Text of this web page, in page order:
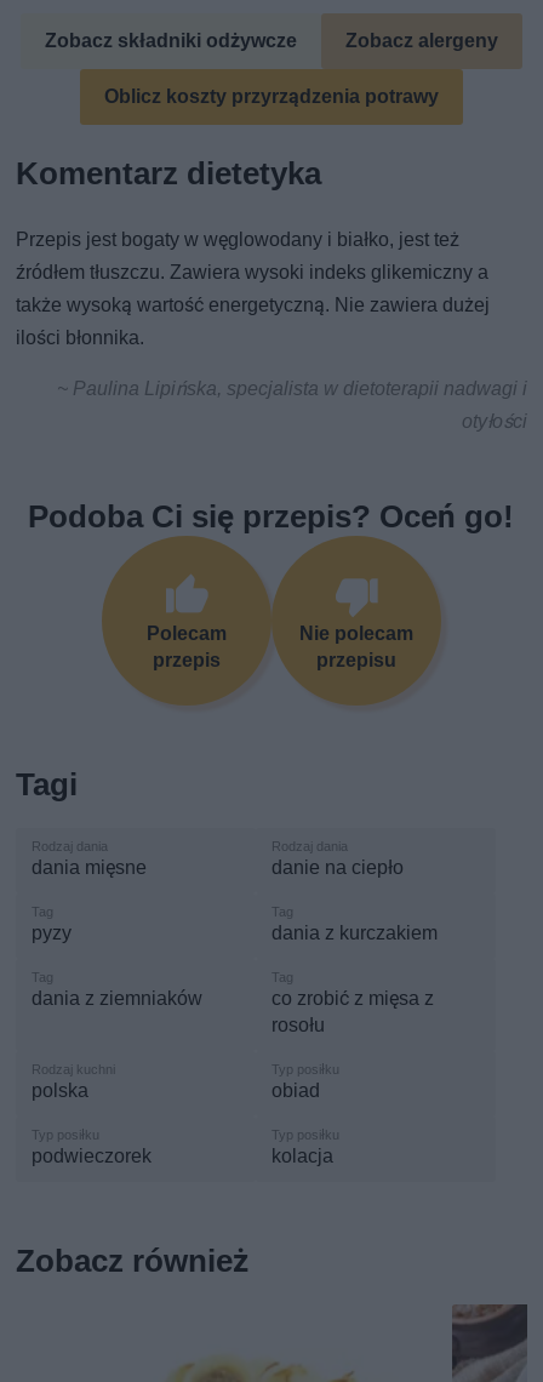
Zobacz składniki odżywcze Zobacz alergeny
Oblicz koszty przyrządzenia potrawy
Komentarz dietetyka
Przepis jest bogaty w węglowodany i białko, jest też
źródłem tłuszczu. Zawiera wysoki indeks glikemiczny a
także wysoką wartość energetyczną. Nie zawiera dużej
ilości błonnika.
~ Paulina Lipińska, specjalista w dietoterapii nadwagi i
otyłości
Podoba Ci się przepis? Oceń go!
Polecam
przepis
Nie polecam
przepisu
Tagi
dania mięsne danie na ciepło
pyzy dania z kurczakiem
dania z ziemniaków
co zrobić z mięsa z
rosołu
polska obiad
podwieczorek kolacja
Zobacz również